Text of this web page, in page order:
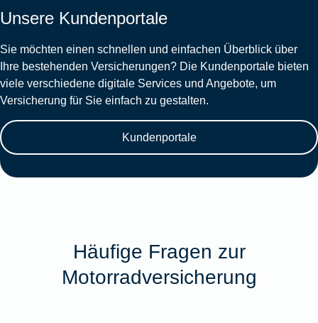
Unsere Kundenportale
Sie möchten einen schnellen und einfachen Überblick über
Ihre bestehenden Versicherungen? Die Kundenportale bieten
viele verschiedene digitale Services und Angebote, um
Versicherung für Sie einfach zu gestalten.
Kundenportale
Häufige Fragen zur
Motorradversicherung